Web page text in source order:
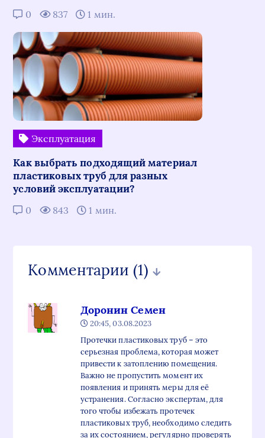
0 837 1 мин.
Эксплуатация
Как выбрать подходящий материал
пластиковых труб для разных
условий эксплуатации?
0 843 1 мин.
Комментарии (1)
Доронин Семен
20:45, 03.08.2023
Протечки пластиковых труб – это
серьезная проблема, которая может
привести к затоплению помещения.
Важно не пропустить момент их
появления и принять меры для её
устранения. Согласно экспертам, для
того чтобы избежать протечек
пластиковых труб, необходимо следить
за их состоянием, регулярно проверять